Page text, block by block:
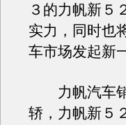
３的力帆新５
实力，同时也
车市场发起新
力帆汽车销
轿，力帆新５